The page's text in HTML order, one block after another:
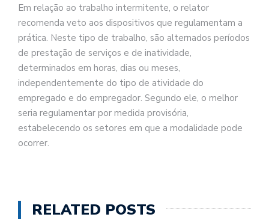
Em relação ao trabalho intermitente, o relator
recomenda veto aos dispositivos que regulamentam a
prática. Neste tipo de trabalho, são alternados períodos
de prestação de serviços e de inatividade,
determinados em horas, dias ou meses,
independentemente do tipo de atividade do
empregado e do empregador. Segundo ele, o melhor
seria regulamentar por medida provisória,
estabelecendo os setores em que a modalidade pode
ocorrer.
RELATED POSTS